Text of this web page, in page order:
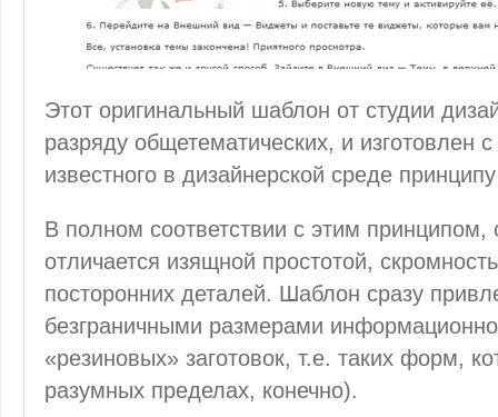
Этот оригинальный шаблон от студии
разряду общетематических, и изготовлен
известного в дизайнерской среде
В полном соответствии с этим
отличается изящной простотой,
посторонних деталей. Шаблон сразу
безграничными размерами
«резиновых» заготовок, т.е. таких форм,
разумных пределах, конечно).